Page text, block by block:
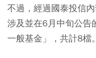
不過，經過國泰投信
涉及並在6月中旬公告
一般基金」，共計8檔。